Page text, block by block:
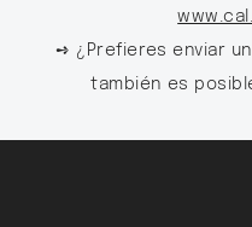
➺ ¿Prefieres enviar
también es